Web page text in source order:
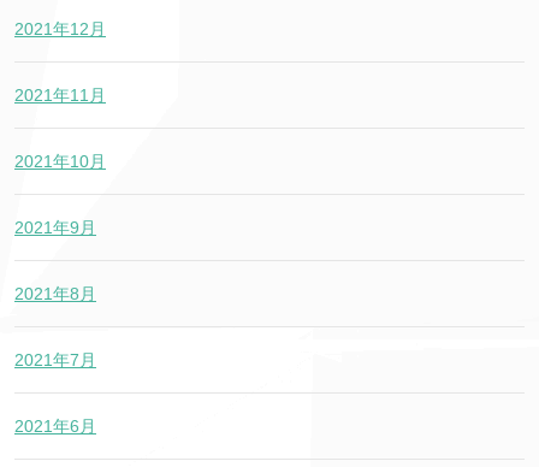
2021年12月
2021年11月
2021年10月
2021年9月
2021年8月
2021年7月
2021年6月